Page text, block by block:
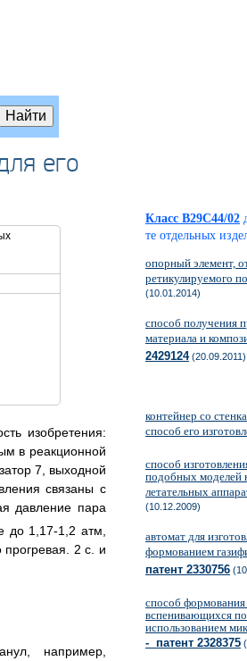
его
изобретения:
в реакционной
7, выходной
связаны с
давление пара
до 1,17-1,2 атм,
2 с. и
например,
Класс B29C44/02
те отдельных
опорный элемент,
ретикулируемого
(10.01.2014)
способ получения
материала и
2429124(20.09.2011)
контейнер со
способ его
способ
подобных моделей
летательных
(10.12.2009)
автомат для
формованием
патент 2330756
способ формования
вспенивающихся
использованием
- патент 2328375